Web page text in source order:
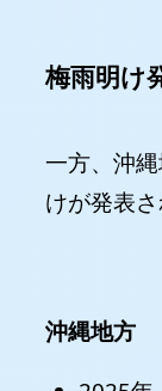
梅雨明け
一方、沖
けが発表さ
沖縄地方